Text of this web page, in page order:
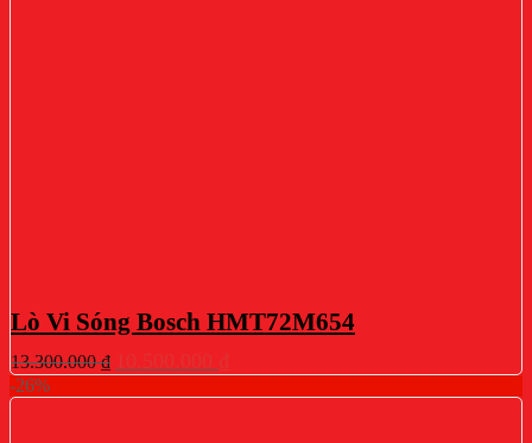
Lò Vi Sóng Bosch HMT72M654
13.300.000₫
gốc
là:
hiện
tại
-26%